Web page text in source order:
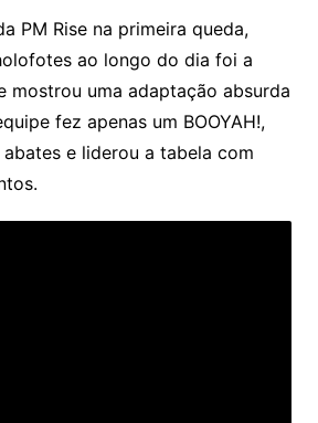
PM Rise na primeira queda,
ao longo do dia foi a
mostrou uma adaptação absurda
fez apenas um BOOYAH!,
e liderou a tabela com